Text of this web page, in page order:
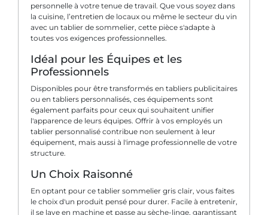
personnelle à votre tenue de travail. Que vous soyez dans
la cuisine, l’entretien de locaux ou même le secteur du vin
avec un tablier de sommelier, cette pièce s'adapte à
toutes vos exigences professionnelles.
Idéal pour les Équipes et les
Professionnels
Disponibles pour être transformés en tabliers publicitaires
ou en tabliers personnalisés, ces équipements sont
également parfaits pour ceux qui souhaitent unifier
l'apparence de leurs équipes. Offrir à vos employés un
tablier personnalisé contribue non seulement à leur
équipement, mais aussi à l'image professionnelle de votre
structure.
Un Choix Raisonné
En optant pour ce tablier sommelier gris clair, vous faites
le choix d'un produit pensé pour durer. Facile à entretenir,
il se lave en machine et passe au sèche-linge, garantissant